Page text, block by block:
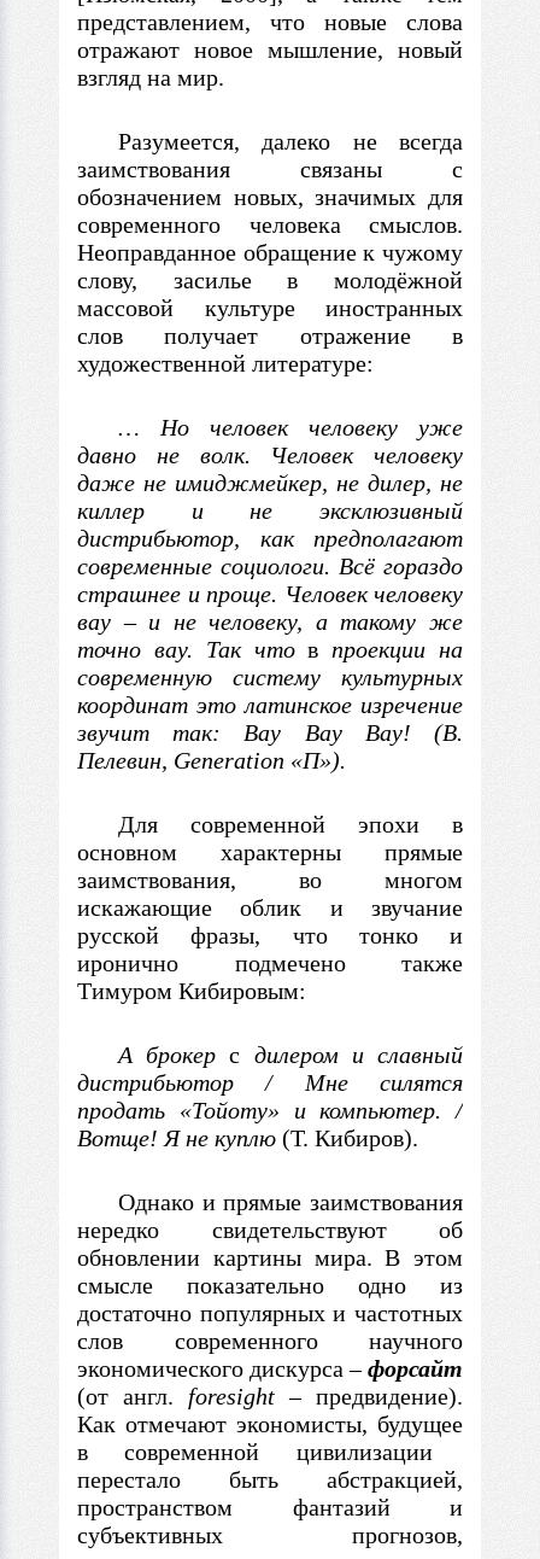
представлением, что новые слова
отражают новое мышление, новый
взгляд на мир.
Разумеется, далеко не всегда
заимствования связаны с
обозначением новых, значимых для
современного человека смыслов.
Неоправданное обращение к чужому
слову, засильевмолодёжной
массовой культуре иностранных
слов получает отражениев
художественной литературе:
… Но человек человеку уже
давно не волк. Человек человеку
даже не имиджмейкер, не дилер, не
киллер и не эксклюзивный
дистрибьютор, как предполагают
современные социологи. Всё гораздо
страшнее и проще. Человек человеку
вау –и не человеку, а такому же
точно вау. Так чтов проекции на
современную систему культурных
координат это латинское изречение
звучит так: Вау Вау Вау! (В.
Пелевин, Generation «П»).
Для современной эпохи в
основном характерны прямые
заимствования, во многом
искажающие облик и звучание
русской фразы, что тонко и
иронично подмечено также
Тимуром Кибировым:
А брокер с дилером и славный
дистрибьютор / Мне силятся
продать «Тойоту» и компьютер. /
Вотще! Я не куплю (Т. Кибиров).
Однако и прямые заимствования
нередко свидетельствуют об
обновлении картины мира. В этом
смысле показательно одно из
достаточно популярных и частотных
слов современного научного
экономического дискурса – форсайт
(от англ. foresight –предвидение).
Как отмечают экономисты, будущее
всовременной цивилизации
перестало быть абстракцией,
пространством фантазий и
субъективных прогнозов,